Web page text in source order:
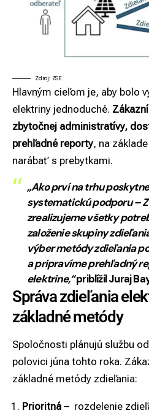
Zdroj: ZSE
Hlavným cieľom je, aby bolo
elektriny jednoduché.
zbytočnej administratívy,
prehľadné reporty, na
narábať s prebytkami.
„Ako prví na trhu
systematickú podporu –
zrealizujeme všetky
založenie skupiny
výber metódy zdieľania
a pripravíme prehľadný
elektrine,“priblížil Juraj
Správa zdieľania
základné metódy
Spoločnosti plánujú službu
polovici júna tohto roka.
základné metódy zdieľania:
Prioritná – rozdelenie